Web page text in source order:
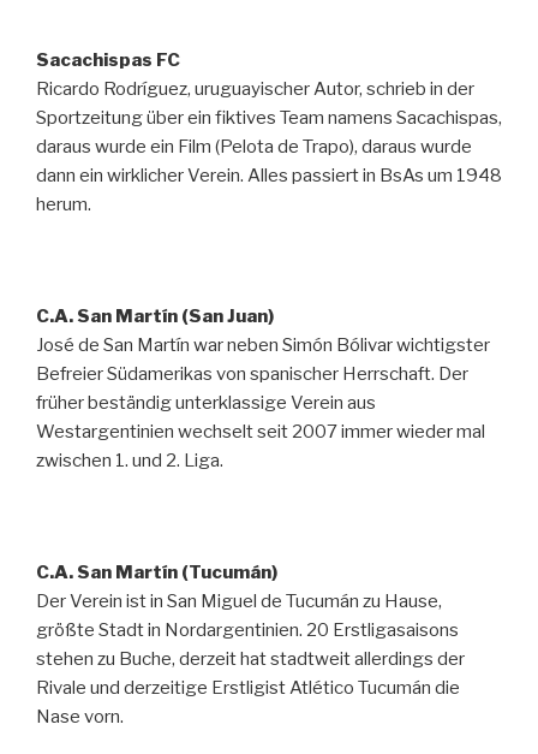
Sacachispas FC
Ricardo Rodríguez, uruguayischer Autor, schrieb in der
Sportzeitung über ein fiktives Team namens Sacachispas,
daraus wurde ein Film (Pelota de Trapo), daraus wurde
dann ein wirklicher Verein. Alles passiert in BsAs um 1948
herum.
C.A. San Martín (San Juan)
José de San Martín war neben Simón Bólivar wichtigster
Befreier Südamerikas von spanischer Herrschaft. Der
früher beständig unterklassige Verein aus
Westargentinien wechselt seit 2007 immer wieder mal
zwischen 1. und 2. Liga.
C.A. San Martín (Tucumán)
Der Verein ist in San Miguel de Tucumán zu Hause,
größte Stadt in Nordargentinien. 20 Erstligasaisons
stehen zu Buche, derzeit hat stadtweit allerdings der
Rivale und derzeitige Erstligist Atlético Tucumán die
Nase vorn.